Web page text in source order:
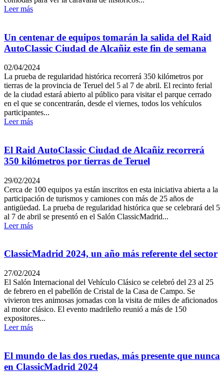
Leer más
Un centenar de equipos tomarán la salida del Raid
AutoClassic Ciudad de Alcañiz este fin de semana
02/04/2024
La prueba de regularidad histórica recorrerá 350 kilómetros por
tierras de la provincia de Teruel del 5 al 7 de abril. El recinto ferial
de la ciudad estará abierto al público para visitar el parque cerrado
en el que se concentrarán, desde el viernes, todos los vehículos
participantes...
Leer más
El Raid AutoClassic Ciudad de Alcañiz recorrerá
350 kilómetros por tierras de Teruel
29/02/2024
Cerca de 100 equipos ya están inscritos en esta iniciativa abierta a la
participación de turismos y camiones con más de 25 años de
antigüedad. La prueba de regularidad histórica que se celebrará del 5
al 7 de abril se presentó en el Salón ClassicMadrid...
Leer más
ClassicMadrid 2024, un año más referente del sector
27/02/2024
El Salón Internacional del Vehículo Clásico se celebró del 23 al 25
de febrero en el pabellón de Cristal de la Casa de Campo. Se
vivieron tres animosas jornadas con la visita de miles de aficionados
al motor clásico. El evento madrileño reunió a más de 150
expositores...
Leer más
El mundo de las dos ruedas, más presente que nunca
en ClassicMadrid 2024